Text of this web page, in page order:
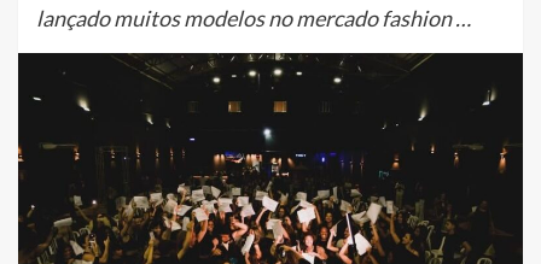
lançado muitos modelos no mercado fashion …